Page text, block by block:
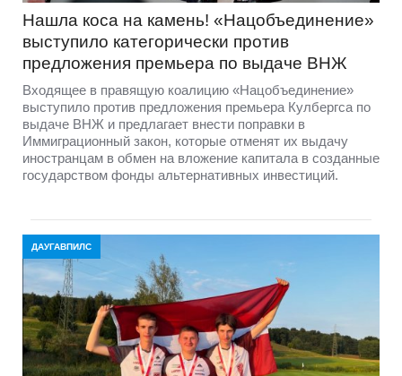
Нашла коса на камень! «Нацобъединение»
выступило категорически против
предложения премьера по выдаче ВНЖ
Входящее в правящую коалицию «Нацобъединение»
выступило против предложения премьера Кулбергса по
выдаче ВНЖ и предлагает внести поправки в
Иммиграционный закон, которые отменят их выдачу
иностранцам в обмен на вложение капитала в созданные
государством фонды альтернативных инвестиций.
ДАУГАВПИЛС